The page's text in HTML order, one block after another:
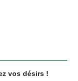
vos désirs !